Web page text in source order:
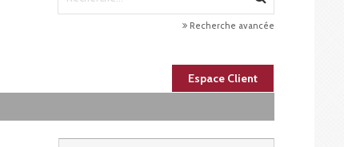
Recherche avancée
Espace Client